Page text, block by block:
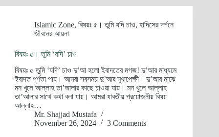
Islamic Zone, বিষয়ঃ ৫। তুমি যদি চাও, হাদিসের দর্পনে
জীবনের আয়না
বিষয়ঃ ৫। তুমি ‘যদি’ চাও
বিষয়ঃ ৫ তুমি ‘যদি’ চাও দু’আ হলো ইবাদতের মগজ! দু’আর মাধ্যমে
ইবাদত পূর্ণতা পায়। আমরা সবসময় দু’আর মুখাপেক্ষী। দু’আর মাঝে
মন খুলে আল্লাহ তা’আলার কাছে চাওয়া যায়। মন খুলে আল্লাহ
তা’আলার সাথে কথা বলা যায়। আমরা যাবতীয় প্রয়োজনীয় বিষয়
আল্লাহ…
Mr. Shajjad Mustafa
November 26, 2024
3 Comments